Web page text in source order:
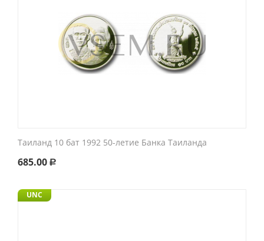
Таиланд 10 бат 1992 50-летие Банка Таиланда
685.00 Р
UNC